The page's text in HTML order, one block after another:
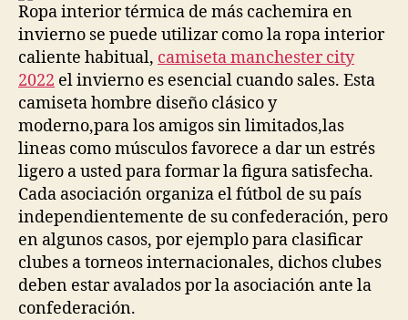
Ropa interior térmica de más cachemira en
invierno se puede utilizar como la ropa interior
caliente habitual, camiseta manchester city
2022 el invierno es esencial cuando sales. Esta
camiseta hombre diseño clásico y
moderno,para los amigos sin limitados,las
lineas como músculos favorece a dar un estrés
ligero a usted para formar la figura satisfecha.
Cada asociación organiza el fútbol de su país
independientemente de su confederación, pero
en algunos casos, por ejemplo para clasificar
clubes a torneos internacionales, dichos clubes
deben estar avalados por la asociación ante la
confederación.